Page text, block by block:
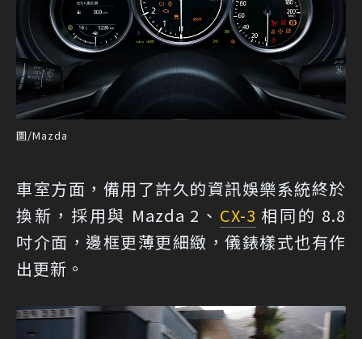
圖/Mazda
車室方面，備用了許久的資訊娛樂系統終於
換新，採用與 Mazda 2、 CX-3 相同的 8.8
吋介面，邊框更薄更細緻，儀錶樣式也有作
出更新。